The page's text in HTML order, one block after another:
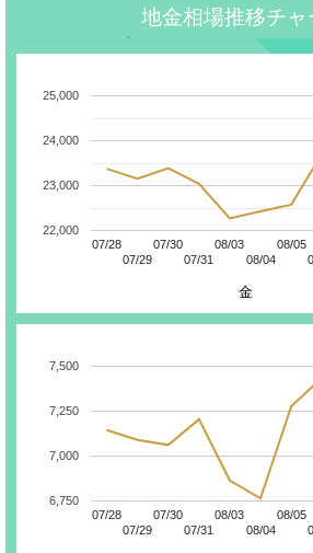
地金相場推移チャ
07/28
07/29
07/30
07/31
08/03
08/04
08/05
22,000
23,000
24,000
25,000
金
07/28
07/29
07/30
07/31
08/03
08/04
08/05
6,750
7,000
7,250
7,500